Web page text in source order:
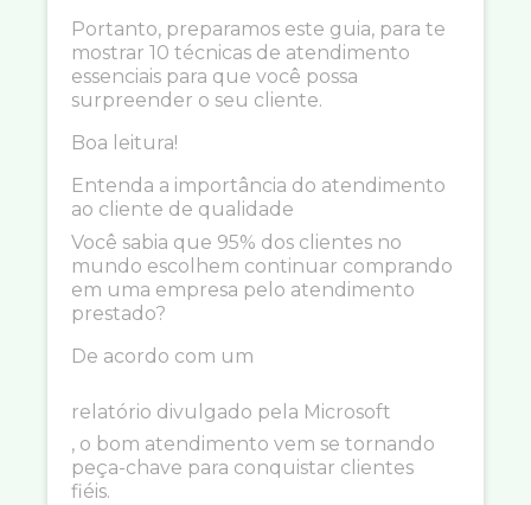
Portanto, preparamos este guia, para te
mostrar 10 técnicas de atendimento
essenciais para que você possa
surpreender o seu cliente.
Boa leitura!
Entenda a importância do atendimento
ao cliente de qualidade
Você sabia que 95% dos clientes no
mundo escolhem continuar comprando
em uma empresa pelo atendimento
prestado?
De acordo com um
relatório divulgado pela Microsoft
, o bom atendimento vem se tornando
peça-chave para conquistar clientes
fiéis.